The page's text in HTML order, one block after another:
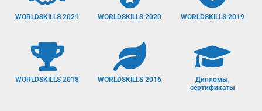
WORLDSKILLS 2021 WORLDSKILLS 2020 WORLDSKILLS 2019
WORLDSKILLS 2018 WORLDSKILLS 2016
Дипломы,
сертификаты